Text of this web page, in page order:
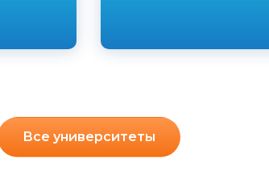
Все университеты